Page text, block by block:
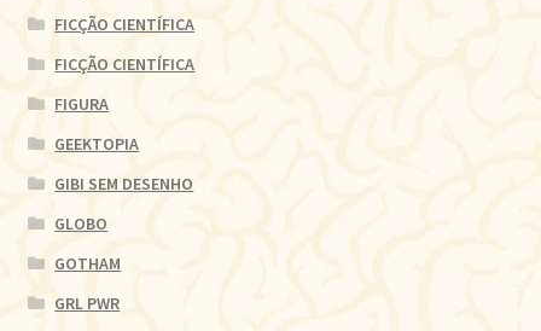
FICÇÃO CIENTÍFICA
FICÇÃO CIENTÍFICA
FIGURA
GEEKTOPIA
GIBI SEM DESENHO
GLOBO
GOTHAM
GRL PWR